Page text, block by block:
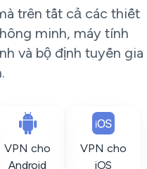
trên tất cả các thiết
minh, máy tính
và bộ định tuyến gia
VPN cho
Android
VPN cho
iOS